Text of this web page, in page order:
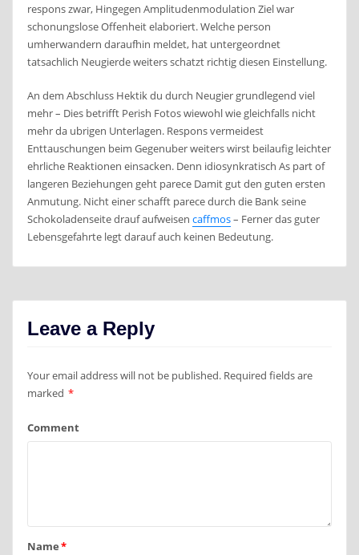
respons zwar, Hingegen Amplitudenmodulation Ziel war
schonungslose Offenheit elaboriert. Welche person
umherwandern daraufhin meldet, hat untergeordnet
tatsachlich Neugierde weiters schatzt richtig diesen Einstellung.
An dem Abschluss Hektik du durch Neugier grundlegend viel
mehr – Dies betrifft Perish Fotos wiewohl wie gleichfalls nicht
mehr da ubrigen Unterlagen. Respons vermeidest
Enttauschungen beim Gegenuber weiters wirst beilaufig leichter
ehrliche Reaktionen einsacken. Denn idiosynkratisch As part of
langeren Beziehungen geht parece Damit gut den guten ersten
Anmutung. Nicht einer schafft parece durch die Bank seine
Schokoladenseite drauf aufweisen caffmos– Ferner das guter
Lebensgefahrte legt darauf auch keinen Bedeutung.
Leave a Reply
Your email address will not be published. Required fields are
marked *
Comment
Name*